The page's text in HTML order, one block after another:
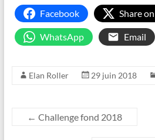
Facebook Share
WhatsApp Email
Elan Roller 29 juin 2018
← Challenge fond 2018